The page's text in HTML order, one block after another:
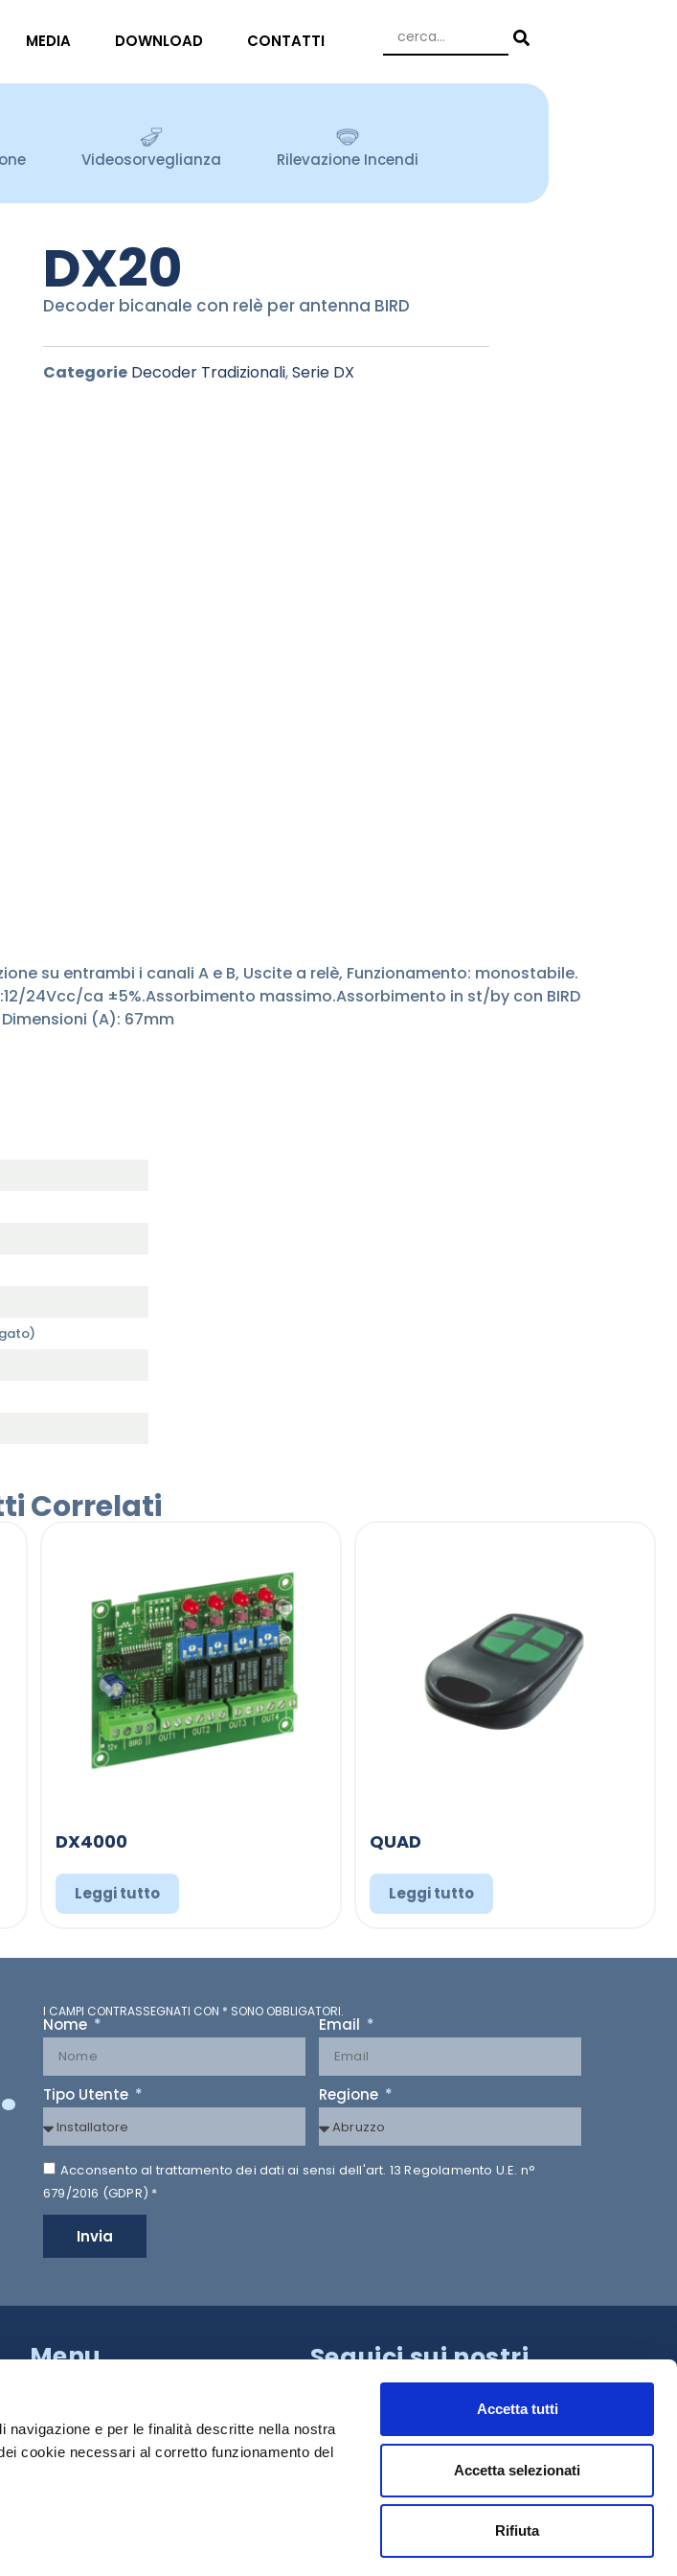
e per le finalità descritte nella nostra
cookie necessari al corretto funzionamento del
Accetta tutti
Accetta selezionati
Rifiuta
MEDIA DOWNLOAD CONTATTI
Videosorveglianza Rilevazione Incendi
DX20
Decoder bicanale con relè per antenna BIRD
Categorie Decoder Tradizionali,Serie DX
su entrambi i canali A e B, Uscite a relè, Funzionamento: monostabile.
24Vcc/ca ±5%.Assorbimento massimo.Assorbimento in st/by con BIRD
(A): 67mm
Correlati
DX4000
Leggi tutto
QUAD
Leggi tutto
I CAMPI CONTRASSEGNATI CON * SONO OBBLIGATORI.
Nome Email
Tipo Utente Regione
Acconsento al trattamento dei dati ai sensi dell'art. 13 Regolamento U.E. n°
679/2016 (GDPR) *
Invia
Menu
SISTEMI
PRODOTTI
Seguici sui nostri
canali!